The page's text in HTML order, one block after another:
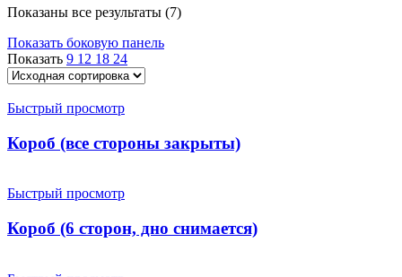
Показаны все результаты (7)
Показать боковую панель
Показать 9 12 18 24
Быстрый просмотр
Короб (все стороны закрыты)
Быстрый просмотр
Короб (6 сторон, дно снимается)